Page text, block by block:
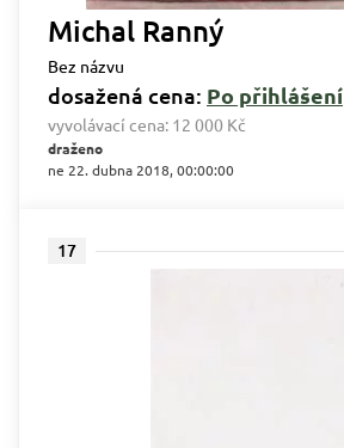
Michal Ranný
Bez názvu
dosažená cena: Po přihlášení
vyvolávací cena: 12 000 Kč
draženo
ne 22. dubna 2018, 00:00:00
17